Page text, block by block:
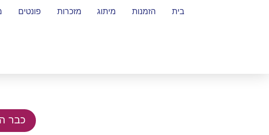
בית הזמנות מיתוג מזכרות פונטים
כבר